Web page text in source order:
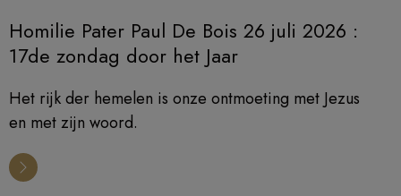
Homilie Pater Paul De Bois 26 juli 2026 :
17de zondag door het Jaar
Het rijk der hemelen is onze ontmoeting met Jezus
en met zijn woord.